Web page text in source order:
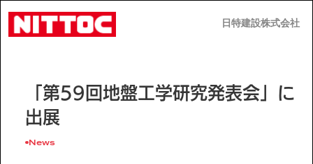
日特建設株式会社
日特建設株式会社
「第59回地盤工学研究発表会」に
出展
News